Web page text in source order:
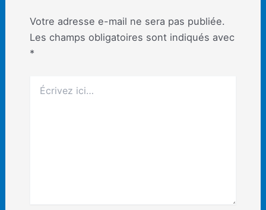
Votre adresse e-mail ne sera pas publiée.
Les champs obligatoires sont indiqués avec
*
ici…